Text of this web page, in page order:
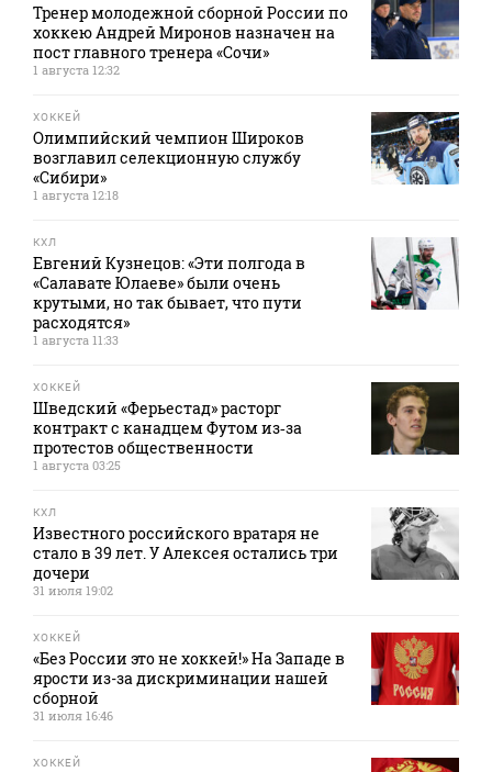
Тренер молодежной сборной России по
хоккею Андрей Миронов назначен на
пост главного тренера «Сочи»
1 августа 12:32
ХОККЕЙ
Олимпийский чемпион Широков
возглавил селекционную службу
«Сибири»
1 августа 12:18
КХЛ
Евгений Кузнецов: «Эти полгода в
«Салавате Юлаеве» были очень
крутыми, но так бывает, что пути
расходятся»
1 августа 11:33
ХОККЕЙ
Шведский «Ферьестад» расторг
контракт с канадцем Футом из‑за
протестов общественности
1 августа 03:25
КХЛ
Известного российского вратаря не
стало в 39 лет. У Алексея остались три
дочери
31 июля 19:02
ХОККЕЙ
«Без России это не хоккей!» На Западе в
ярости из-за дискриминации нашей
сборной
31 июля 16:46
ХОККЕЙ